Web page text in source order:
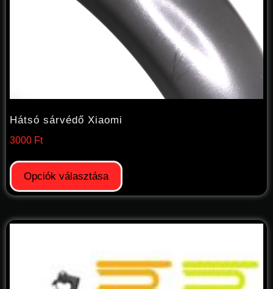
Hátsó sárvédő Xiaomi
3000 Ft
Opciók választása